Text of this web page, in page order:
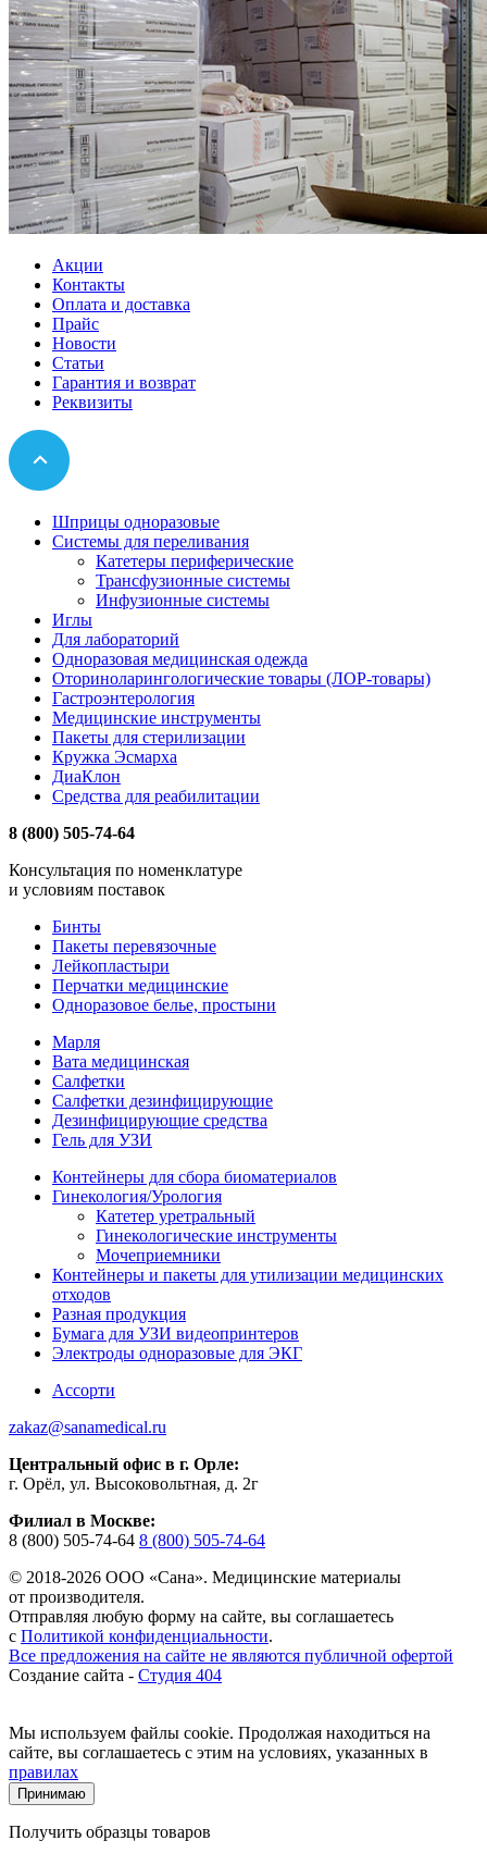
Акции
Контакты
Оплата и доставка
Прайс
Новости
Статьи
Гарантия и возврат
Реквизиты
Шприцы одноразовые
Системы для переливания
Катетеры периферические
Трансфузионные системы
Инфузионные системы
Иглы
Для лабораторий
Одноразовая медицинская одежда
Оториноларингологические товары (ЛОР-товары)
Гастроэнтерология
Медицинские инструменты
Пакеты для стерилизации
Кружка Эсмарха
ДиаКлон
Средства для реабилитации
8 (800) 505-74-64
Консультация по номенклатуре
и условиям поставок
Бинты
Пакеты перевязочные
Лейкопластыри
Перчатки медицинские
Одноразовое белье, простыни
Марля
Вата медицинская
Салфетки
Салфетки дезинфицирующие
Дезинфицирующие средства
Гель для УЗИ
Контейнеры для сбора биоматериалов
Гинекология/Урология
Катетер уретральный
Гинекологические инструменты
Мочеприемники
Контейнеры и пакеты для утилизации медицинских
отходов
Разная продукция
Бумага для УЗИ видеопринтеров
Электроды одноразовые для ЭКГ
Ассорти
zakaz@sanamedical.ru
Центральный офис в г. Орле:
г. Орёл, ул. Высоковольтная, д. 2г
Филиал в Москве:
8 (800) 505-74-64 8 (800) 505-74-64
© 2018-2026 ООО «Сана». Медицинские материалы
от производителя.
Отправляя любую форму на сайте, вы соглашаетесь
с Политикой конфиденциальности.
Все предложения на сайте не являются публичной офертой
Создание сайта - Студия 404
Мы используем файлы cookie. Продолжая находиться на
сайте, вы соглашаетесь с этим на условиях, указанных в
правилах
Принимаю
Получить образцы товаров